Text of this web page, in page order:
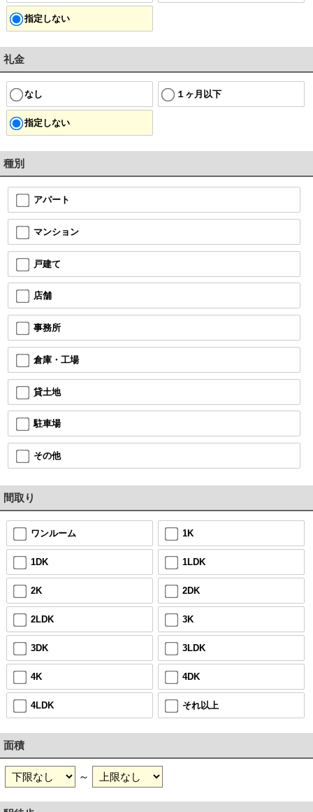
指定しない
礼金
なし １ヶ月以下
指定しない
種別
アパート
マンション
戸建て
店舗
事務所
倉庫・工場
貸土地
駐車場
その他
間取り
ワンルーム 1K
1DK 1LDK
2K 2DK
2LDK 3K
3DK 3LDK
4K 4DK
4LDK それ以上
面積
～